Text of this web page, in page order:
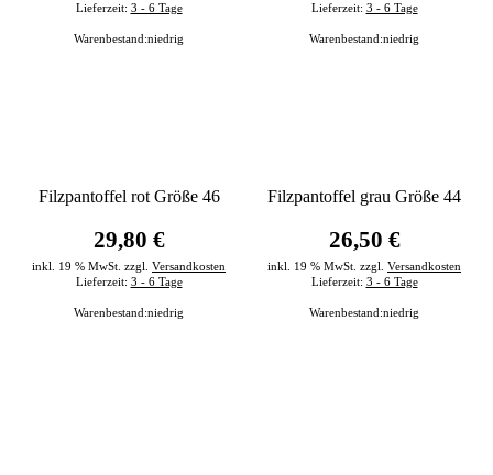
Lieferzeit: 3 - 6 Tage
Warenbestand:niedrig
Lieferzeit: 3 - 6 Tage
Warenbestand:niedrig
Filzpantoffel rot Größe 46
29,80 €
inkl. 19 % MwSt. zzgl. Versandkosten
Lieferzeit: 3 - 6 Tage
Warenbestand:niedrig
Filzpantoffel grau Größe 44
26,50 €
inkl. 19 % MwSt. zzgl. Versandkosten
Lieferzeit: 3 - 6 Tage
Warenbestand:niedrig